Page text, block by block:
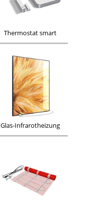
Thermostat smart
Glas-Infrarotheizung